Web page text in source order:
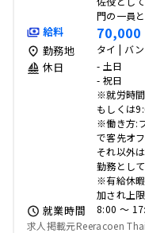
門の一員
給料
勤務地 タイ | バン
休日
- 土日
- 祝日
※就労時間
もしくは
※働き方:
で客先オ
それ以外
勤務として
※有給休
加され上
就業時間
8:00 〜
求人掲載元Reeracoen